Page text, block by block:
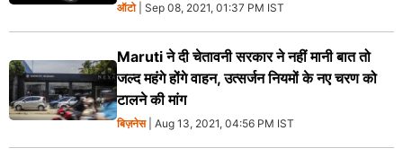
ऑटो| Sep 08, 2021, 01:37 PM IST
Maruti ने दी चेतावनी सरकार ने नहीं मानी बात तो
जल्‍द महंगे होंगे वाहन, उत्‍सर्जन नियमों के नए चरण को
टालने की मांग
बिज़नेस| Aug 13, 2021, 04:56 PM IST